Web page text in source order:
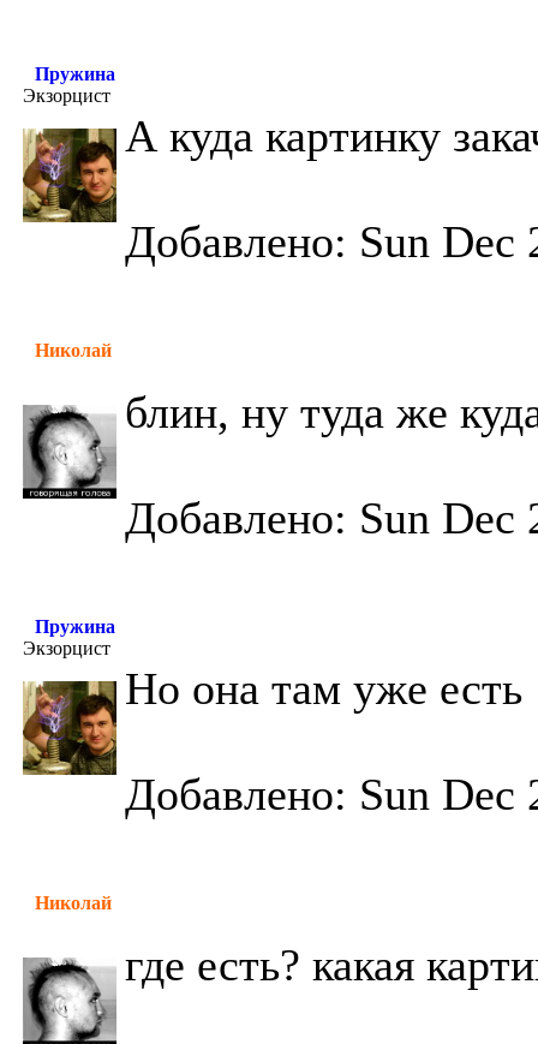
Пружина
Экзорцист
А куда картинку
Добавлено: Sun Dec
Николай
блин, ну туда же
Добавлено: Sun Dec
Пружина
Экзорцист
Но она там уже есть
Добавлено: Sun Dec
Николай
где есть? какая